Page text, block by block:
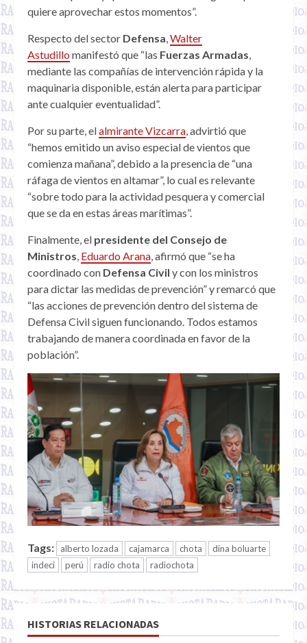
quiere aprovechar estos momentos”.
Respecto del sector Defensa,Walter
Astudillo manifestó que “las Fuerzas Armadas,
mediante las compañías de intervención rápida y la
maquinaria disponible, están alerta para participar
ante cualquier eventualidad”.
Por su parte, elalmirante Vizcarra, advirtió que
“hemos emitido un aviso especial de vientos que
comienza mañana”, debido a la presencia de “una
ráfaga de vientos en altamar”, lo cual es relevante
“sobre todo para la actividad pesquera y comercial
que se da en estas áreas marítimas”.
Finalmente, el presidente del Consejo de
Ministros, Eduardo Arana, afirmó que “se ha
coordinado con Defensa Civil y con los ministros
para dictar las medidas de prevención” y remarcó que
“las acciones de prevención dentro del sistema de
Defensa Civil siguen funcionando. Todos estamos
trabajando de manera coordinada en favor de la
población”.
Tags: alberto lozada cajamarca chota
dina boluarte
indeci
perú radio chota radiochota
HISTORIAS RELACIONADAS